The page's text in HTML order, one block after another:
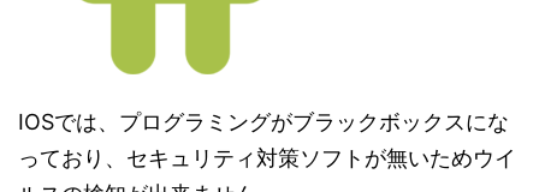
IOSでは、プログラミングがブラックボックスにな
っており、セキュリティ対策ソフトが無いためウイ